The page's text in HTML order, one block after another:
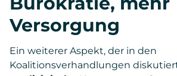
Versorgung
Ein weiterer Aspekt, der in den
Koalitionsverhandlungen